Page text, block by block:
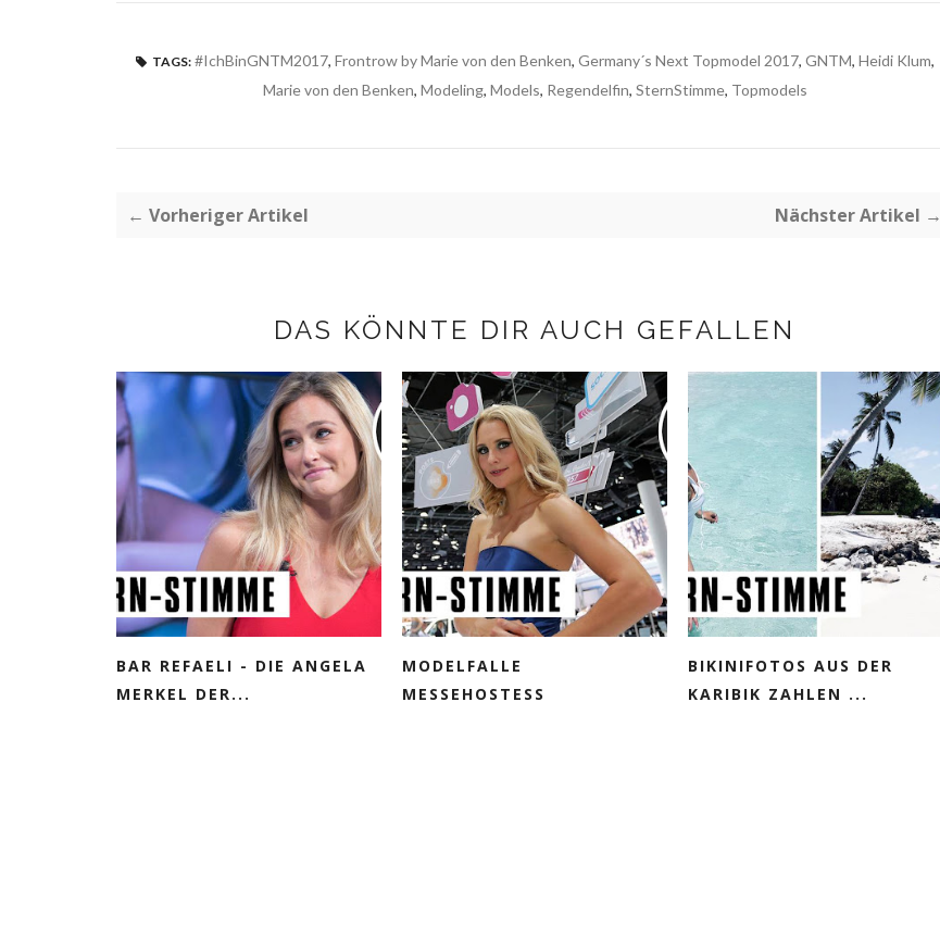
TAGS: #IchBinGNTM2017, Frontrow by Marie von den Benken, Germany´s Next Topmodel 2017, GNTM, Heidi Klum,
Marie von den Benken, Modeling, Models, Regendelfin, SternStimme, Topmodels
← Vorheriger Artikel Nächster Artikel →
DAS KÖNNTE DIR AUCH GEFALLEN
BAR REFAELI - DIE ANGELA
MERKEL DER...
MODELFALLE
MESSEHOSTESS
BIKINIFOTOS AUS DER
KARIBIK ZAHLEN ...